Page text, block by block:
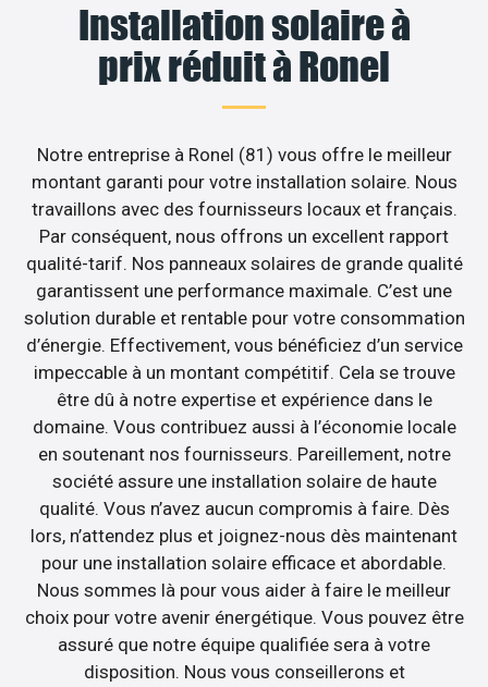
Installation solaire à
prix réduit à Ronel
Notre entreprise à Ronel (81) vous offre le meilleur
montant garanti pour votre installation solaire. Nous
travaillons avec des fournisseurs locaux et français.
Par conséquent, nous offrons un excellent rapport
qualité-tarif. Nos panneaux solaires de grande qualité
garantissent une performance maximale. C’est une
solution durable et rentable pour votre consommation
d’énergie. Effectivement, vous bénéficiez d’un service
impeccable à un montant compétitif. Cela se trouve
être dû à notre expertise et expérience dans le
domaine. Vous contribuez aussi à l’économie locale
en soutenant nos fournisseurs. Pareillement, notre
société assure une installation solaire de haute
qualité. Vous n’avez aucun compromis à faire. Dès
lors, n’attendez plus et joignez-nous dès maintenant
pour une installation solaire efficace et abordable.
Nous sommes là pour vous aider à faire le meilleur
choix pour votre avenir énergétique. Vous pouvez être
assuré que notre équipe qualifiée sera à votre
disposition. Nous vous conseillerons et